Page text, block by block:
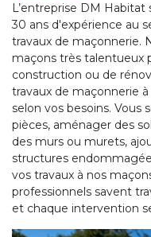
L’entreprise DM Habitat
30 ans d'expérience au
travaux de maçonnerie.
maçons très talentueux
construction ou de
travaux de maçonnerie
selon vos besoins. Vous
pièces, aménager des
des murs ou murets,
structures
vos travaux à nos
professionnels savent
et chaque intervention